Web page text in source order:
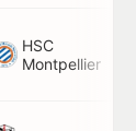
HSC
Montpellier